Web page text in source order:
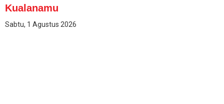
Kualanamu
Sabtu, 1 Agustus 2026